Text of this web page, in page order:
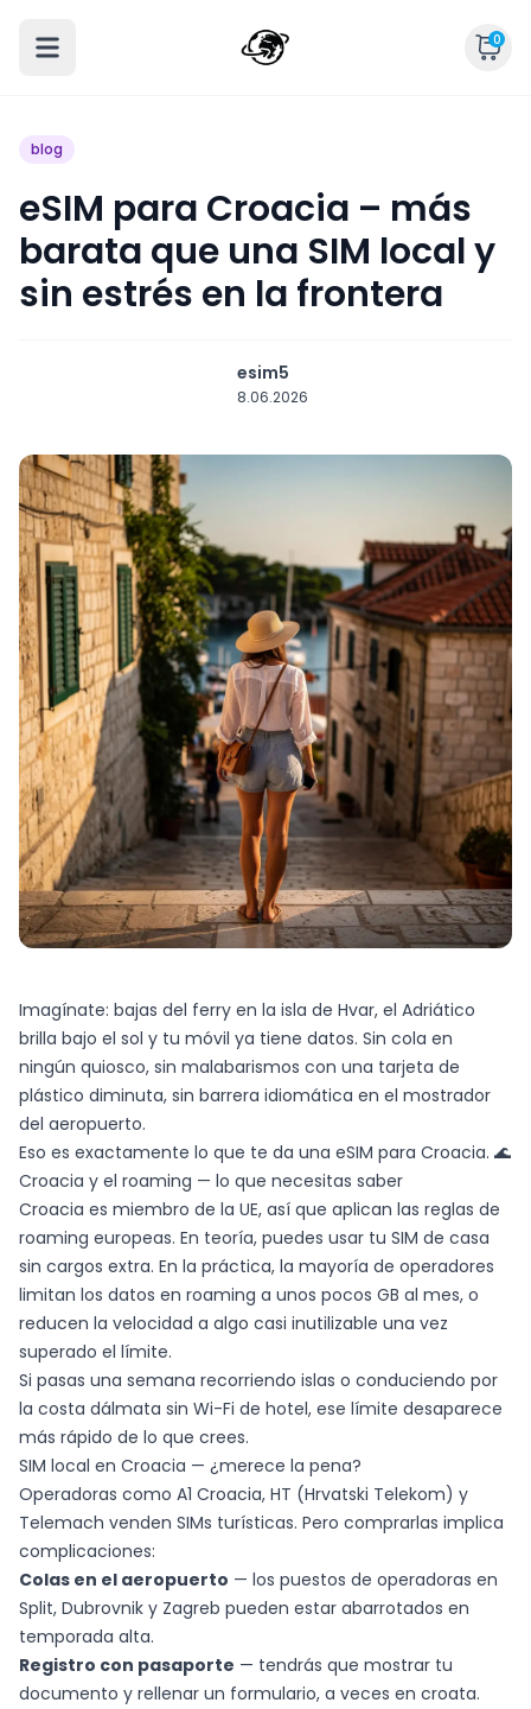
0
blog
eSIM para Croacia – más
barata que una SIM local y
sin estrés en la frontera
esim5
8.06.2026
Imagínate: bajas del ferry en la isla de Hvar, el Adriático
brilla bajo el sol y tu móvil ya tiene datos. Sin cola en
ningún quiosco, sin malabarismos con una tarjeta de
plástico diminuta, sin barrera idiomática en el mostrador
del aeropuerto.
Eso es exactamente lo que te da una eSIM para Croacia. 🌊
Croacia y el roaming — lo que necesitas saber
Croacia es miembro de la UE, así que aplican las reglas de
roaming europeas. En teoría, puedes usar tu SIM de casa
sin cargos extra. En la práctica, la mayoría de operadores
limitan los datos en roaming a unos pocos GB al mes, o
reducen la velocidad a algo casi inutilizable una vez
superado el límite.
Si pasas una semana recorriendo islas o conduciendo por
la costa dálmata sin Wi-Fi de hotel, ese límite desaparece
más rápido de lo que crees.
SIM local en Croacia — ¿merece la pena?
Operadoras como A1 Croacia, HT (Hrvatski Telekom) y
Telemach venden SIMs turísticas. Pero comprarlas implica
complicaciones:
Colas en el aeropuerto — los puestos de operadoras en
Split, Dubrovnik y Zagreb pueden estar abarrotados en
temporada alta.
Registro con pasaporte — tendrás que mostrar tu
documento y rellenar un formulario, a veces en croata.